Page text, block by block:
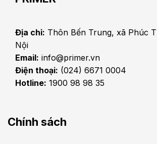
Địa chỉ: Thôn Bến Trung, xã Phúc
Nội
Email: info@primer.vn
Điện thoại: (024) 6671 0004
Hotline: 1900 98 98 35
Chính sách